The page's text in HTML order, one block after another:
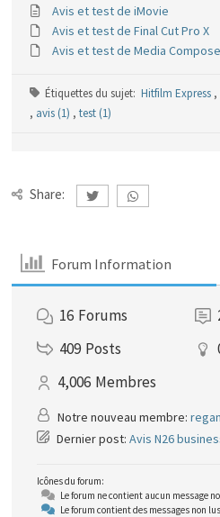
Avis et test de iMovie
Avis et test de Final Cut Pro X
Avis et test de Media
Étiquettes du sujet: Hitfilm Express ,
, avis (1) , test (1)
Share:
Forum Information
16 Forums
409 Posts
4,006 Membres
Notre nouveau membre:
Dernier post: Avis N26
Icônes du forum:
Le forum ne contient aucun message
Le forum contient des messages non lus